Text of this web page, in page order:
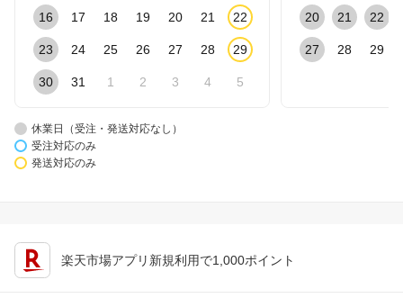
16 17 18 19 20 21 22
23 24 25 26 27 28 29
30 31 1 2 3 4 5
20 21 22
27 28 29
休業日（受注・発送対応なし）
受注対応のみ
発送対応のみ
楽天市場アプリ新規利用で1,000ポイント